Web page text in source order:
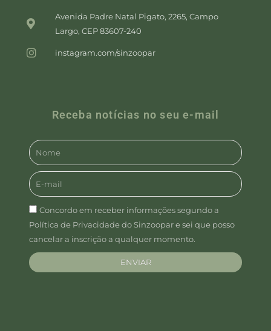
Avenida Padre Natal Pigato, 2265, Campo
Largo, CEP 83607-240
instagram.com/sinzoopar
Receba notícias no seu e-mail
Concordo em receber informações segundo a
Política de Privacidade do Sinzoopar e sei que posso
cancelar a inscrição a qualquer momento.
ENVIAR